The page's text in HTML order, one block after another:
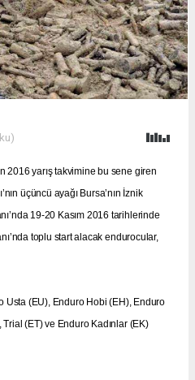
2016 yarış takvimine bu sene giren
üçüncü ayağı Bursa’nın İznik
19-20 Kasım 2016 tarihlerinde
toplu start alacak endurocular,
Usta (EU), Enduro Hobi (EH), Enduro
(ET) ve Enduro Kadınlar (EK)